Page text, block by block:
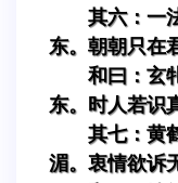
其六：一
东。朝朝只在
和曰：玄
东。时人若识
其七：黄
湄。衷情欲诉